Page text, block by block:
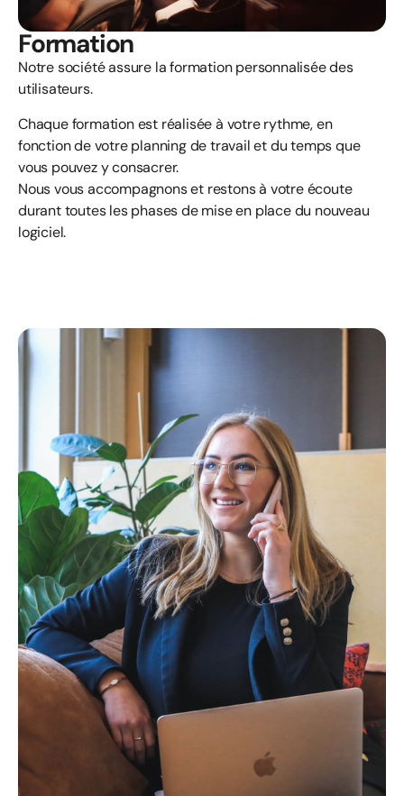
Formation
Notre société assure la formation personnalisée des
utilisateurs.
Chaque formation est réalisée à votre rythme, en
fonction de votre planning de travail et du temps que
vous pouvez y consacrer.
Nous vous accompagnons et restons à votre écoute
durant toutes les phases de mise en place du nouveau
logiciel.